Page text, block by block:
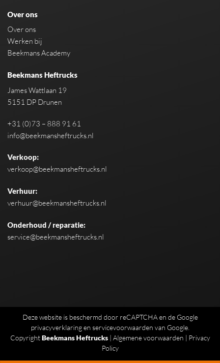
Over ons
Over ons
Werken bij
Beekmans Academy
Beekmans Heftrucks
James Wattlaan 19
5151 DP Drunen
+31 (0)73 – 888 91 61
info@beekmansheftrucks.nl
Verkoop:
verkoop@beekmansheftrucks.nl
Verhuur:
verhuur@beekmansheftrucks.nl
Onderhoud / reparatie:
service@beekmansheftrucks.nl
Deze website is beschermd door reCAPTCHA en de Google
privacyverklaringen servicevoorwaarden van Google.
CopyrightBeekmans Heftrucks| Algemene voorwaarden | Privacy
Policy